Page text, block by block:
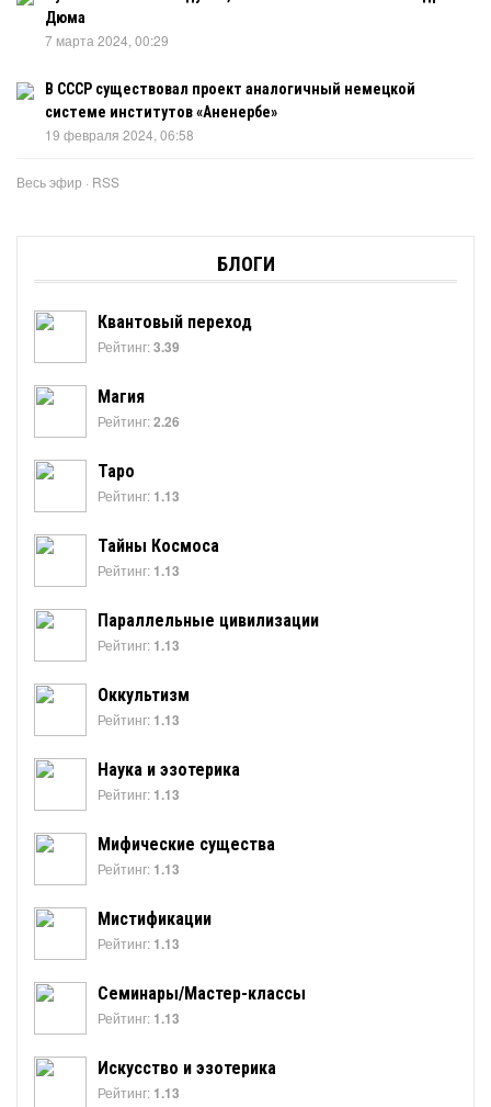
Дюма
7 марта 2024, 00:29
В СССР существовал проект аналогичный немецкой
системе институтов «Аненербе»
19 февраля 2024, 06:58
Весь эфир · RSS
БЛОГИ
Квантовый переход
Рейтинг:3.39
Магия
Рейтинг:2.26
Таро
Рейтинг: 1.13
Тайны Космоса
Рейтинг: 1.13
Параллельные цивилизации
Рейтинг: 1.13
Оккультизм
Рейтинг: 1.13
Наука и эзотерика
Рейтинг: 1.13
Мифические существа
Рейтинг: 1.13
Мистификации
Рейтинг: 1.13
Семинары/Мастер-классы
Рейтинг: 1.13
Искусство и эзотерика
Рейтинг: 1.13